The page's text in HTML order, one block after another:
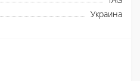
Украина